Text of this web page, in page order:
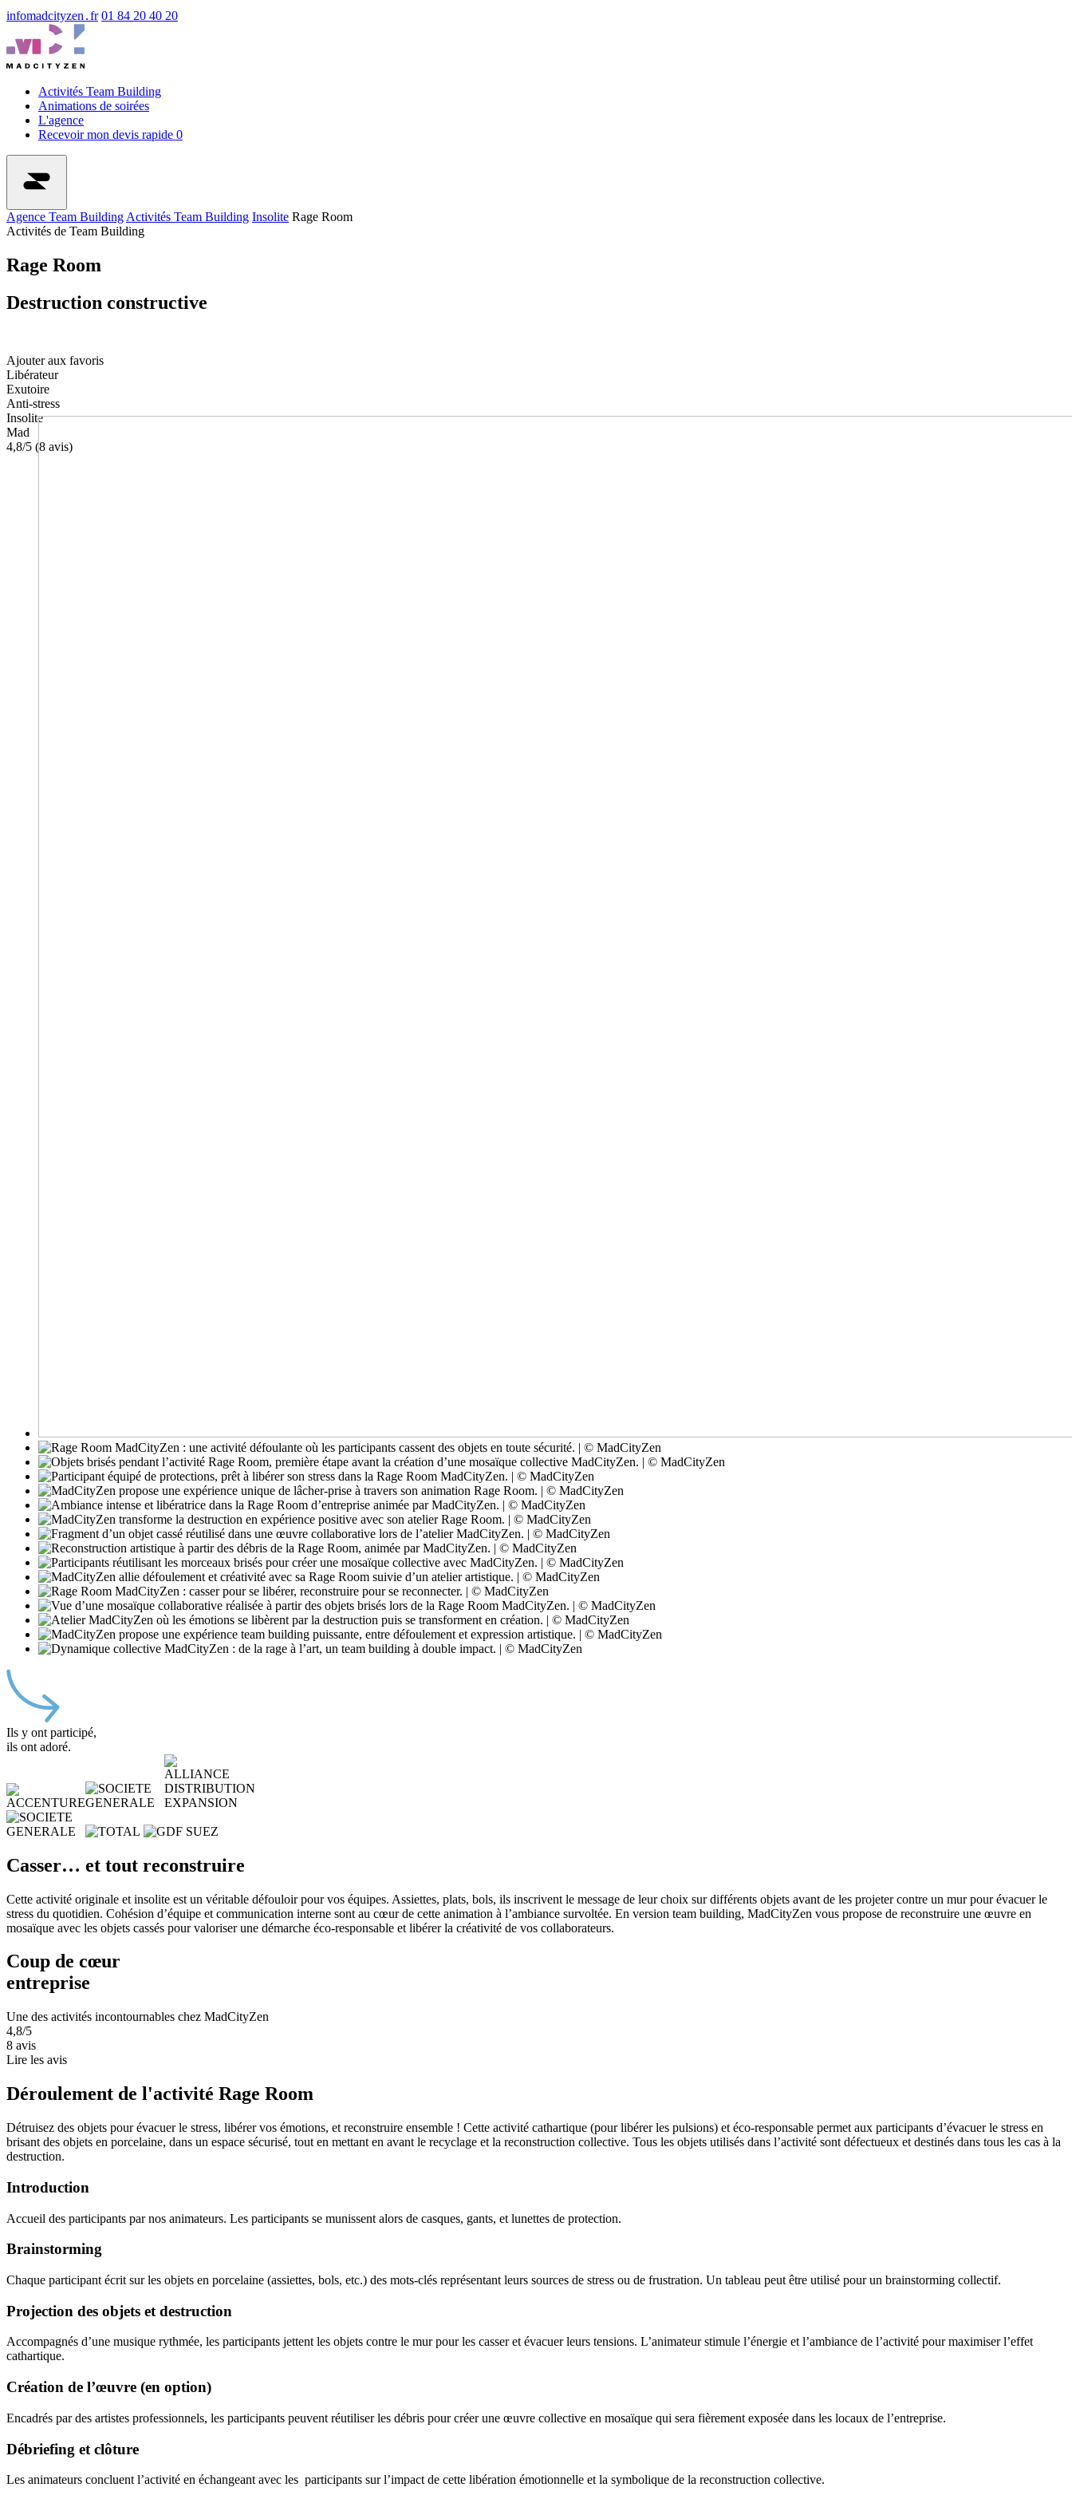
infomadcityzen․fr 01 84 20 40 20
Activités Team Building
Animations de soirées
L'agence
Recevoir mon devis rapide 0
Agence Team Building Activités Team Building Insolite Rage Room
Activités de Team Building
Rage Room
Destruction constructive
Ajouter aux favoris
Libérateur
Exutoire
Anti-stress
Insolite
Mad
4,8/5 (8 avis)
Ils y ont participé,
ils ont adoré.
Casser… et tout reconstruire
Cette activité originale et insolite est un véritable défouloir pour vos équipes. Assiettes, plats, bols, ils inscrivent le message de leur choix sur différents objets avant de les projeter contre un mur pour évacuer le
stress du quotidien. Cohésion d’équipe et communication interne sont au cœur de cette animation à l’ambiance survoltée. En version team building, MadCityZen vous propose de reconstruire une œuvre en
mosaïque avec les objets cassés pour valoriser une démarche éco-responsable et libérer la créativité de vos collaborateurs.
Coup de cœur
entreprise
Une des activités incontournables chez MadCityZen
4,8/5
8 avis
Lire les avis
Déroulement de l'activité Rage Room
Détruisez des objets pour évacuer le stress, libérer vos émotions, et reconstruire ensemble ! Cette activité cathartique (pour libérer les pulsions) et éco-responsable permet aux participants d’évacuer le stress en
brisant des objets en porcelaine, dans un espace sécurisé, tout en mettant en avant le recyclage et la reconstruction collective. Tous les objets utilisés dans l’activité sont défectueux et destinés dans tous les cas à la
destruction.
Introduction
Accueil des participants par nos animateurs. Les participants se munissent alors de casques, gants, et lunettes de protection.
Brainstorming
Chaque participant écrit sur les objets en porcelaine (assiettes, bols, etc.) des mots-clés représentant leurs sources de stress ou de frustration. Un tableau peut être utilisé pour un brainstorming collectif.
Projection des objets et destruction
Accompagnés d’une musique rythmée, les participants jettent les objets contre le mur pour les casser et évacuer leurs tensions. L’animateur stimule l’énergie et l’ambiance de l’activité pour maximiser l’effet
cathartique.
Création de l’œuvre (en option)
Encadrés par des artistes professionnels, les participants peuvent réutiliser les débris pour créer une œuvre collective en mosaïque qui sera fièrement exposée dans les locaux de l’entreprise.
Débriefing et clôture
Les animateurs concluent l’activité en échangeant avec les participants sur l’impact de cette libération émotionnelle et la symbolique de la reconstruction collective.